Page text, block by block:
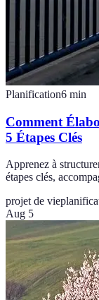
Planification6 min
Comment
5 Étapes Clés
Apprenez à
étapes clés,
projet de vie
Aug 5